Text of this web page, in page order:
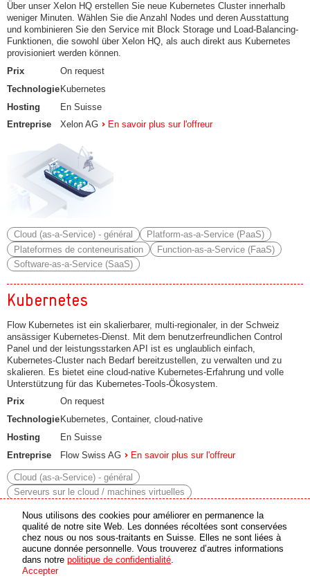
Über unser Xelon HQ erstellen Sie neue Kubernetes Cluster innerhalb
weniger Minuten. Wählen Sie die Anzahl Nodes und deren Ausstattung
und kombinieren Sie den Service mit Block Storage und Load-Balancing-
Funktionen, die sowohl über Xelon HQ, als auch direkt aus Kubernetes
provisioniert werden können.
Prix
On request
Technologie Kubernetes
Hosting
En Suisse
Entreprise
Xelon AG En savoir plus sur l'offreur
Cloud (as-a-Service) - général
Platform-as-a-Service (PaaS)
Plateformes de conteneurisation
Function-as-a-Service (FaaS)
Software-as-a-Service (SaaS)
Kubernetes
Flow Kubernetes ist ein skalierbarer, multi-regionaler, in der Schweiz
ansässiger Kubernetes-Dienst. Mit dem benutzerfreundlichen Control
Panel und der leistungsstarken API ist es unglaublich einfach,
Kubernetes-Cluster nach Bedarf bereitzustellen, zu verwalten und zu
skalieren. Es bietet eine cloud-native Kubernetes-Erfahrung und volle
Unterstützung für das Kubernetes-Tools-Ökosystem.
Prix
On request
Technologie Kubernetes, Container, cloud-native
Hosting
En Suisse
Entreprise
Flow Swiss AG En savoir plus sur l'offreur
Cloud (as-a-Service) - général
Serveurs sur le cloud / machines virtuelles
Plateformes de conteneurisation
Compute (IaaS)
Nous utilisons des cookies pour améliorer en permanence la
qualité de notre site Web. Les données récoltées sont conservées
chez nous ou nos sous-traitants en Suisse. Elles ne sont liées à
aucune donnée personnelle. Vous trouverez d’autres informations
dans notre politique de confidentialité.
Accepter